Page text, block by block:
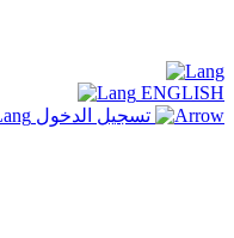
ENGLISH
تسجيل الدخول